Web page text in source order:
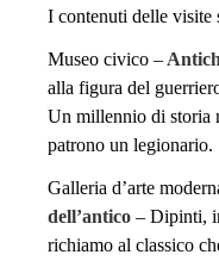
I contenuti delle visite
Museo civico –
alla figura del
Un millennio di storia
patrono un legionario.
Galleria d’arte
dell’antico – Dipinti,
richiamo al classico